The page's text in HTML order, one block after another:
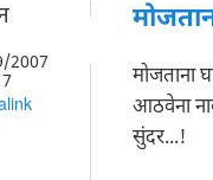
2007
मोजताना
आठवेना
सुंदर...!